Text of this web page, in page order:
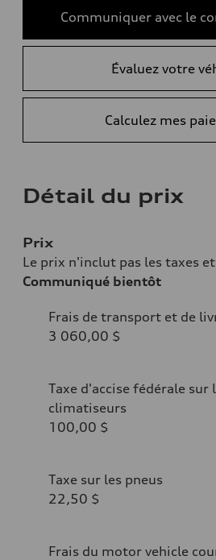
Communiquer avec le
Évaluez votre
Calculez mes
Détail du prix
Prix
Le prix n'inclut pas les taxes
Communiqué bientôt
Frais de transport et de
3 060,00 $
Taxe d'accise fédérale sur
climatiseurs
100,00 $
Taxe sur les pneus
22,50 $
Frais du motor vehicle